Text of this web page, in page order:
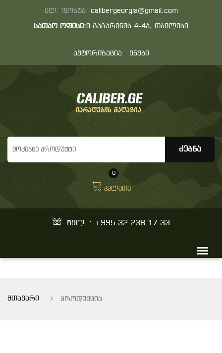
ელ. ფოსტა: calibergeorgia@gmail.com
სათაო ოფისი:ი.გაგარინის 4-4ა, თბილისი
ავტორიზაცია ენები
0
კალათა
ტელ. : +995 32 238 17 33
მთავარი პროდუქცია